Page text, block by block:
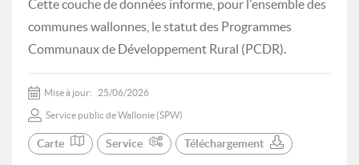
Cette couche de données informe, pour l'ensemble des
communes wallonnes, le statut des Programmes
Communaux de Développement Rural (PCDR).
Mise à jour: 25/06/2026
Service public de Wallonie (SPW)
Carte Service Téléchargement